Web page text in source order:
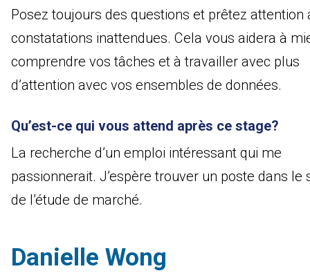
Posez toujours des questions et prêtez attention
constatations inattendues. Cela vous aidera à
comprendre vos tâches et à travailler avec plus
d’attention avec vos ensembles de données.
Qu’est-ce qui vous attend après ce stage?
La recherche d’un emploi intéressant qui me
passionnerait. J’espère trouver un poste dans le
de l’étude de marché.
Danielle Wong